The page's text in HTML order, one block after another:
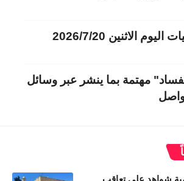
اليوم الاثنين 2026/7/20
مهتمة بما ينشر عبر وسائل